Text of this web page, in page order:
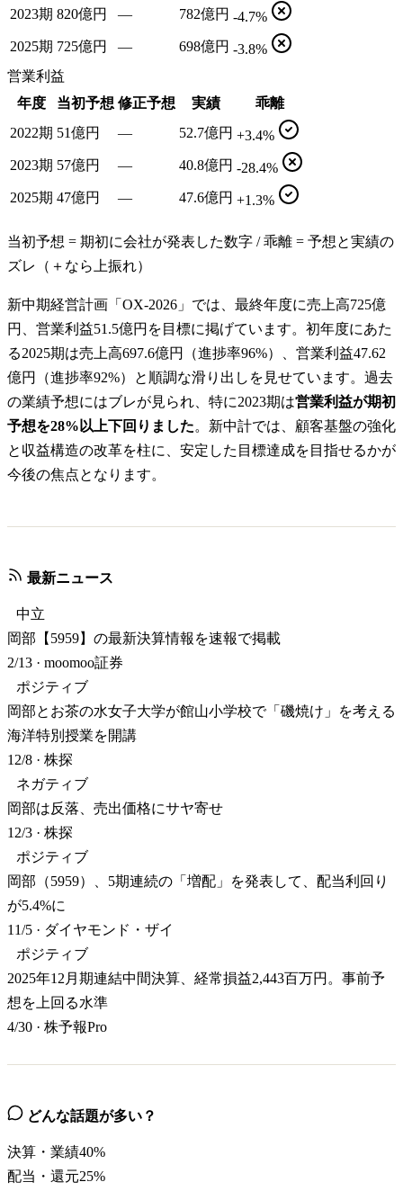
2023期 820億円 — 782億円 -4.7%
2025期 725億円 — 698億円 -3.8%
営業利益
年度
当初予想 修正予想 実績
乖離
2022期 51億円 — 52.7億円 +3.4%
2023期 57億円 — 40.8億円 -28.4%
2025期 47億円 — 47.6億円 +1.3%
当初予想 = 期初に会社が発表した数字 / 乖離 = 予想と実績の
ズレ（＋なら上振れ）
新中期経営計画「OX-2026」では、最終年度に売上高725億
円、営業利益51.5億円を目標に掲げています。初年度にあた
る2025期は売上高697.6億円（進捗率96%）、営業利益47.62
億円（進捗率92%）と順調な滑り出しを見せています。過去
の業績予想にはブレが見られ、特に2023期は営業利益が期初
予想を28%以上下回りました。新中計では、顧客基盤の強化
と収益構造の改革を柱に、安定した目標達成を目指せるかが
今後の焦点となります。
最新ニュース
中立
岡部【5959】の最新決算情報を速報で掲載
2/13 · moomoo証券
ポジティブ
岡部とお茶の水女子大学が館山小学校で「磯焼け」を考える
海洋特別授業を開講
12/8 · 株探
ネガティブ
岡部は反落、売出価格にサヤ寄せ
12/3 · 株探
ポジティブ
岡部（5959）、5期連続の「増配」を発表して、配当利回り
が5.4%に
11/5 · ダイヤモンド・ザイ
ポジティブ
2025年12月期連結中間決算、経常損益2,443百万円。事前予
想を上回る水準
4/30 · 株予報Pro
どんな話題が多い？
決算・業績40%
配当・還元25%